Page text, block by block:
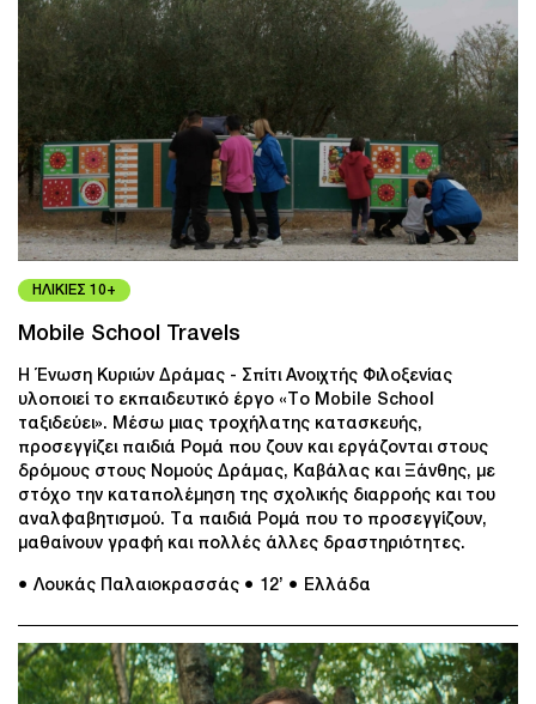
ΗΛΙΚΙΕΣ 10+
Mobile School Travels
Η Ένωση Κυριών Δράμας - Σπίτι Ανοιχτής Φιλοξενίας
υλοποιεί το εκπαιδευτικό έργο «Το Mobile School
ταξιδεύει». Μέσω μιας τροχήλατης κατασκευής,
προσεγγίζει παιδιά Ρομά που ζουν και εργάζονται στους
δρόμους στους Νομούς Δράμας, Καβάλας και Ξάνθης, με
στόχο την καταπολέμηση της σχολικής διαρροής και του
αναλφαβητισμού. Τα παιδιά Ρομά που το προσεγγίζουν,
μαθαίνουν γραφή και πολλές άλλες δραστηριότητες.
● Λουκάς Παλαιοκρασσάς ● 12’ ● Ελλάδα